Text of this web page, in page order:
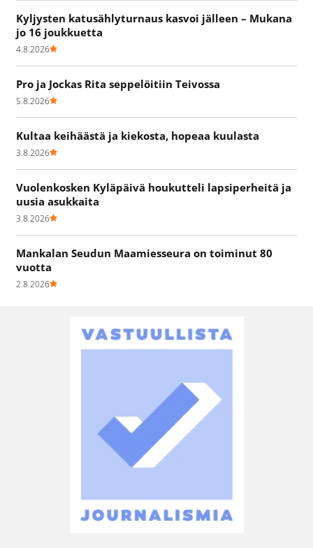
Kyljysten katusählyturnaus kasvoi jälleen – Mukana
jo 16 joukkuetta
4.8.2026
Pro ja Jockas Rita seppelöitiin Teivossa
5.8.2026
Kultaa keihäästä ja kiekosta, hopeaa kuulasta
3.8.2026
Vuolenkosken Kyläpäivä houkutteli lapsiperheitä ja
uusia asukkaita
3.8.2026
Mankalan Seudun Maamiesseura on toiminut 80
vuotta
2.8.2026